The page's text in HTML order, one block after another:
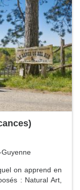
on apprend en
: Natural Art,